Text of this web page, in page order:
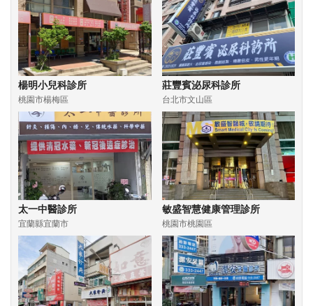
楊明小兒科診所
桃園市楊梅區
莊豐賓泌尿科診所
台北市文山區
太一中醫診所
宜蘭縣宜蘭市
敏盛智慧健康管理診所
桃園市桃園區